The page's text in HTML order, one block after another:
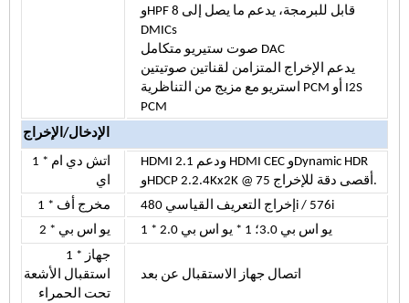
وHPF قابل للبرمجة، يدعم ما يصل إلى 8
DMICs
صوت ستيريو متكامل DAC
يدعم الإخراج المتزامن لقناتين صوتيتين
استريو مع مزيج من التناظرية PCM أو I2S
PCM
الإدخال/الإخراج
1 * اتش دي ام
اي
HDMI 2.1 ودعم HDMI CEC وDynamic HDR
وHDCP 2.2.4Kx2K @ 75 أقصى دقة للإخراج.
1 * مخرج أف
إخراج التعريف القياسي 480i / 576i
2 * يو اس بي
1 * يو اس بي 3.0؛
1 * يو اس بي 2.0
1 * جهاز
استقبال الأشعة
تحت الحمراء
اتصال جهاز الاستقبال عن بعد